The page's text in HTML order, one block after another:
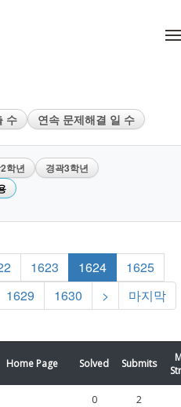
수 연속 문제해결 일 수
학년
경곽3학년
1623 1624
1625
1629 1630 > 마지막
Home Page Solved Submits
0 2